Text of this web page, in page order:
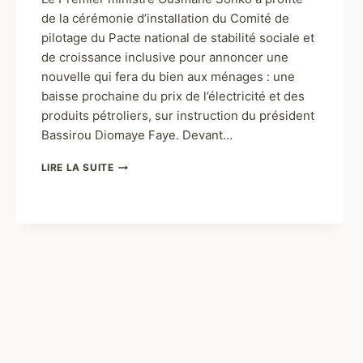
Le Premier ministre Ousmane Sonko a profité
de la cérémonie d’installation du Comité de
pilotage du Pacte national de stabilité sociale et
de croissance inclusive pour annoncer une
nouvelle qui fera du bien aux ménages : une
baisse prochaine du prix de l’électricité et des
produits pétroliers, sur instruction du président